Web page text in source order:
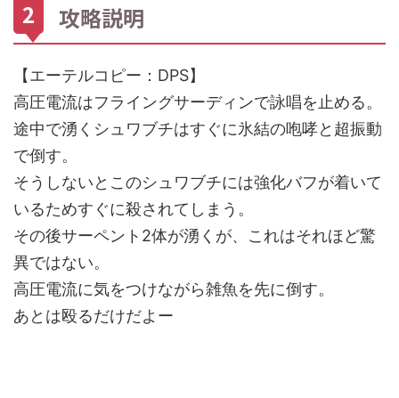
攻略説明
【エーテルコピー：DPS】
高圧電流はフライングサーディンで詠唱を止める。
途中で湧くシュワブチはすぐに氷結の咆哮と超振動
で倒す。
そうしないとこのシュワブチには強化バフが着いて
いるためすぐに殺されてしまう。
その後サーペント2体が湧くが、これはそれほど驚
異ではない。
高圧電流に気をつけながら雑魚を先に倒す。
あとは殴るだけだよー